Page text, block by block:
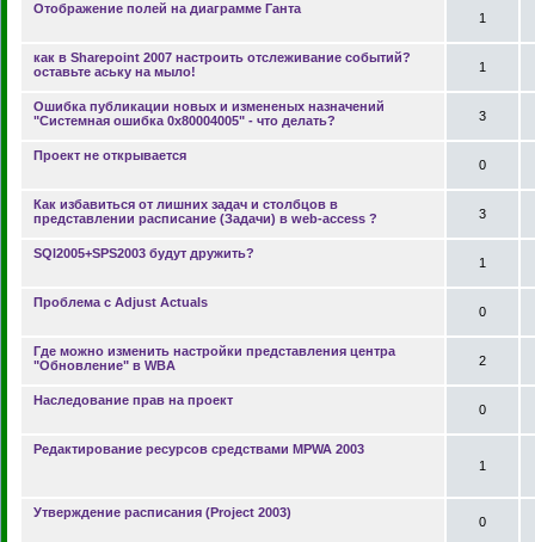
Отображение полей на диаграмме Ганта
1
как в Sharepoint 2007 настроить отслеживание событий?
оставьте аську на мыло!
1
Ошибка публикации новых и измененых назначений
"Системная ошибка 0x80004005" - что делать?
3
Проект не открывается
0
Как избавиться от лишних задач и столбцов в
представлении расписание (Задачи) в web-access ?
3
SQl2005+SPS2003 будут дружить?
1
Проблема с Adjust Actuals
0
Где можно изменить настройки представления центра
"Обновление" в WBA
2
Наследование прав на проект
0
Редактирование ресурсов средствами MPWA 2003
1
Утверждение расписания (Project 2003)
0